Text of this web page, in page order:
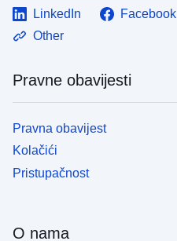
LinkedIn Facebook
Other
Pravne obavijesti
Pravna obavijest
Kolačići
Pristupačnost
O nama